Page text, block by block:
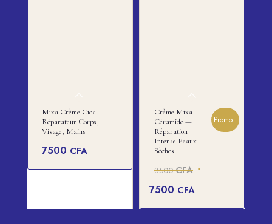
Mixa Crème Cica
Réparateur Corps,
Visage, Mains
7500 CFA
Crème Mixa
Céramide —
Réparation
Intense Peaux
Sèches
8500CFA Le
initial
était :
7500 CFA
Promo !